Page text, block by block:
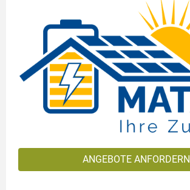
ANGEBOTE ANFORDERN